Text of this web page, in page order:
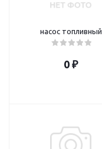
насос топливный
0 ₽